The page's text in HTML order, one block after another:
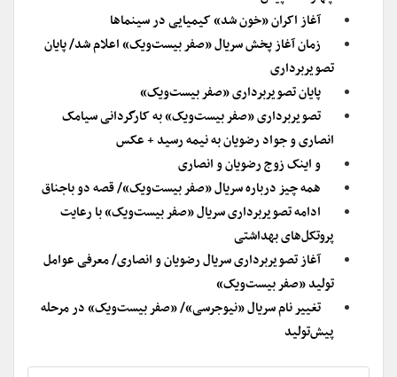
آغاز اکران «خون شد» کیمیایی در سینماها
زمان آغاز پخش سریال «صفر بیست‌ویک» اعلام شد/ پایان
تصویربرداری
پایان تصویربرداری «صفر بیست‌ویک»
تصویربرداری «صفر بیست‌ویک» به کارگردانی سیامک
انصاری و جواد رضویان به نیمه رسید + عکس
و اینک زوج رضویان و انصاری
همه چیز درباره سریال «صفر بیست‌ویک»/ قصه دو باجناق
ادامه تصویربرداری سریال «صفر بیست‌ویک» با رعایت
پروتکل‌های بهداشتی
آغاز تصویربرداری سریال رضویان و انصاری/ معرفی عوامل
تولید «صفر بیست‌ویک»
تغییر نام سریال «نیوجرسی»/ «صفر بیست‌ویک» در مرحله
پیش‌تولید